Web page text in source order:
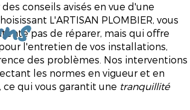
conseils avisés en vue d'une
L'ARTISAN PLOMBIER, vous
pas de réparer, mais qui offre
l'entretien de vos installations,
des problèmes. Nos interventions
les normes en vigueur et en
qui vous garantit une tranquillité